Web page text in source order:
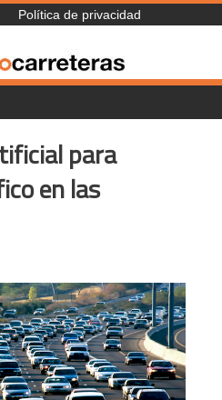
Política de privacidad
para
en las